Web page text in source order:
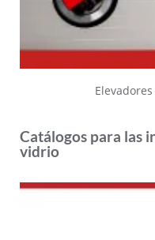
Catálogos para las
vidrio